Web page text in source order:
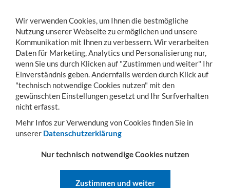
Toggle
navigation
MENÜ KONTO WARENKORB
Sie sind hier: Hubgeräte Sammelbehälter
KASTENWAGEN TYP SKW-ET 400
L | 1320 X 900 X 1090 MM |
FEUERVERZINKT
Wir verwenden Cookies, um Ihnen die bestmögliche
Nutzung unserer Webseite zu ermöglichen und unsere
Kommunikation mit Ihnen zu verbessern. Wir verarbeiten
Daten für Marketing, Analytics und Personalisierung nur,
wenn Sie uns durch Klicken auf "Zustimmen und weiter" Ihr
Einverständnis geben. Andernfalls werden durch Klick auf
"technisch notwendige Cookies nutzen" mit den
gewünschten Einstellungen gesetzt und Ihr Surfverhalten
nicht erfasst.
Mehr Infos zur Verwendung von Cookies finden Sie in
unserer Datenschutzerklärung
Nur technisch notwendige Cookies nutzen
Zustimmen und weiter